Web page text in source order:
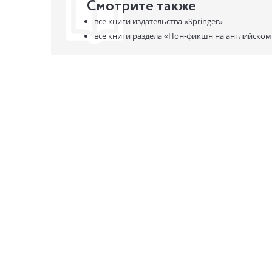
Смотрите также
все книги издательства«Springer»
все книги раздела«Нон-фикшн на английском